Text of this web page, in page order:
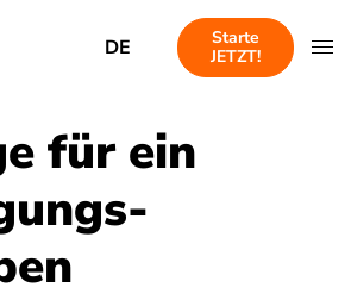
DE
Starte
JETZT!
für ein